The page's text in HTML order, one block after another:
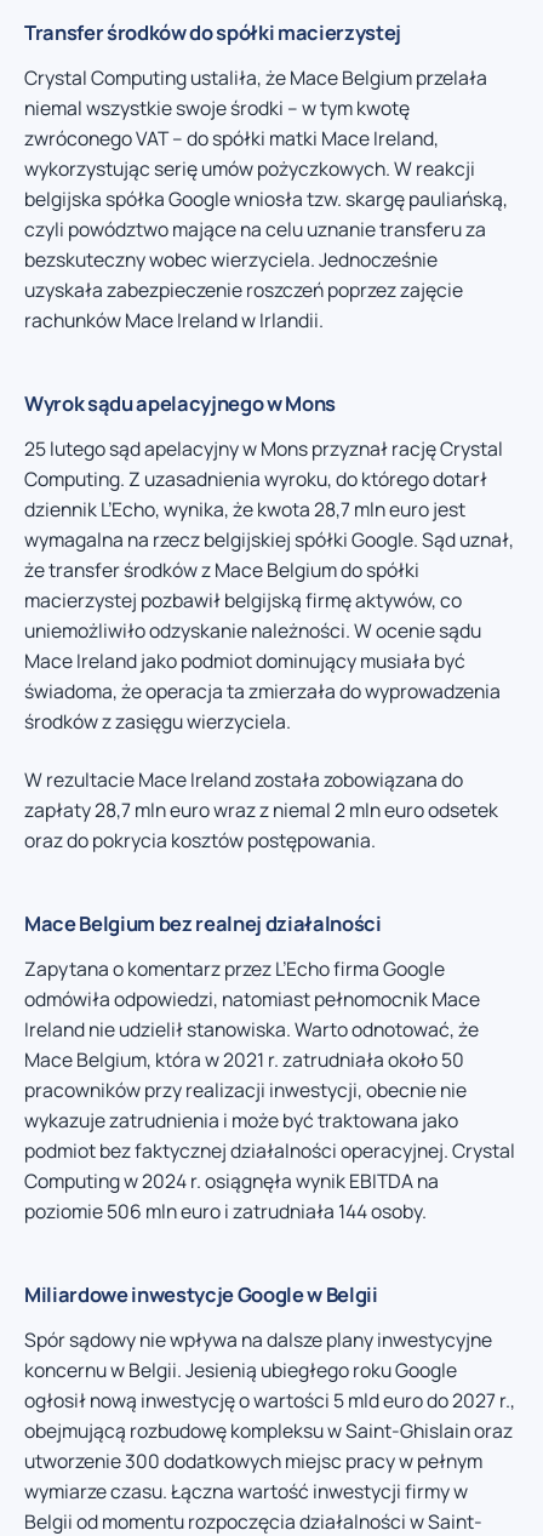
Transfer środków do spółki macierzystej
Crystal Computing ustaliła, że Mace Belgium przelała
niemal wszystkie swoje środki – w tym kwotę
zwróconego VAT – do spółki matki Mace Ireland,
wykorzystując serię umów pożyczkowych. W reakcji
belgijska spółka Google wniosła tzw. skargę pauliańską,
czyli powództwo mające na celu uznanie transferu za
bezskuteczny wobec wierzyciela. Jednocześnie
uzyskała zabezpieczenie roszczeń poprzez zajęcie
rachunków Mace Ireland w Irlandii.
Wyrok sądu apelacyjnego w Mons
25 lutego sąd apelacyjny w Mons przyznał rację Crystal
Computing. Z uzasadnienia wyroku, do którego dotarł
dziennik L’Echo, wynika, że kwota 28,7 mln euro jest
wymagalna na rzecz belgijskiej spółki Google. Sąd uznał,
że transfer środków z Mace Belgium do spółki
macierzystej pozbawił belgijską firmę aktywów, co
uniemożliwiło odzyskanie należności. W ocenie sądu
Mace Ireland jako podmiot dominujący musiała być
świadoma, że operacja ta zmierzała do wyprowadzenia
środków z zasięgu wierzyciela.
W rezultacie Mace Ireland została zobowiązana do
zapłaty 28,7 mln euro wraz z niemal 2 mln euro odsetek
oraz do pokrycia kosztów postępowania.
Mace Belgium bez realnej działalności
Zapytana o komentarz przez L’Echo firma Google
odmówiła odpowiedzi, natomiast pełnomocnik Mace
Ireland nie udzielił stanowiska. Warto odnotować, że
Mace Belgium, która w 2021 r. zatrudniała około 50
pracowników przy realizacji inwestycji, obecnie nie
wykazuje zatrudnienia i może być traktowana jako
podmiot bez faktycznej działalności operacyjnej. Crystal
Computing w 2024 r. osiągnęła wynik EBITDA na
poziomie 506 mln euro i zatrudniała 144 osoby.
Miliardowe inwestycje Google w Belgii
Spór sądowy nie wpływa na dalsze plany inwestycyjne
koncernu w Belgii. Jesienią ubiegłego roku Google
ogłosił nową inwestycję o wartości 5 mld euro do 2027 r.,
obejmującą rozbudowę kompleksu w Saint-Ghislain oraz
utworzenie 300 dodatkowych miejsc pracy w pełnym
wymiarze czasu. Łączna wartość inwestycji firmy w
Belgii od momentu rozpoczęcia działalności w Saint-